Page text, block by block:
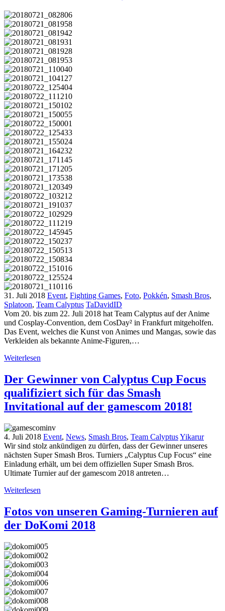
31. Juli 2018 Event, Fighting Games, Foto, Pokkén, Smash Bros,
Splatoon, Team Calyptus TaDavidID
Vom 20. bis zum 22. Juli 2018 hat Team Calyptus auf der Anime
und Cosplay-Convention, dem CosDay² in Frankfurt mitgeholfen.
Das Event, welches die Kunst von Animes und Mangas, sowie das
Verkleiden als bekannte Anime-Figuren,…
Weiterlesen
Der Gewinner von Calyptus Cup Focus
qualifiziert sich für das Smash
Invitational auf der gamescom 2018!
4. Juli 2018 Event, News, Smash Bros, Team CalyptusYikarur
Wir sind stolz ankündigen zu dürfen, dass der Gewinner unseres
nächsten Super Smash Bros. Turniers „Calyptus Cup Focus“ eine
Einladung erhält, um bei dem offiziellen Super Smash Bros.
Ultimate Turnier auf der gamescom 2018 antreten…
Weiterlesen
Fotos von unseren Gaming-Turnieren auf
der DoKomi 2018